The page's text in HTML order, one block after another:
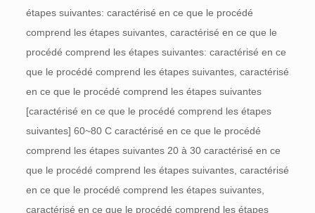
étapes suivantes: caractérisé en ce que le procédé
comprend les étapes suivantes, caractérisé en ce que le
procédé comprend les étapes suivantes: caractérisé en ce
que le procédé comprend les étapes suivantes, caractérisé
en ce que le procédé comprend les étapes suivantes
[caractérisé en ce que le procédé comprend les étapes
suivantes] 60~80 C caractérisé en ce que le procédé
comprend les étapes suivantes 20 à 30 caractérisé en ce
que le procédé comprend les étapes suivantes, caractérisé
en ce que le procédé comprend les étapes suivantes,
caractérisé en ce que le procédé comprend les étapes